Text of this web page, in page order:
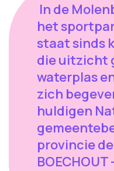
In de
het
staat sinds
die uitzicht
waterplas
zich
huldigen
provincie